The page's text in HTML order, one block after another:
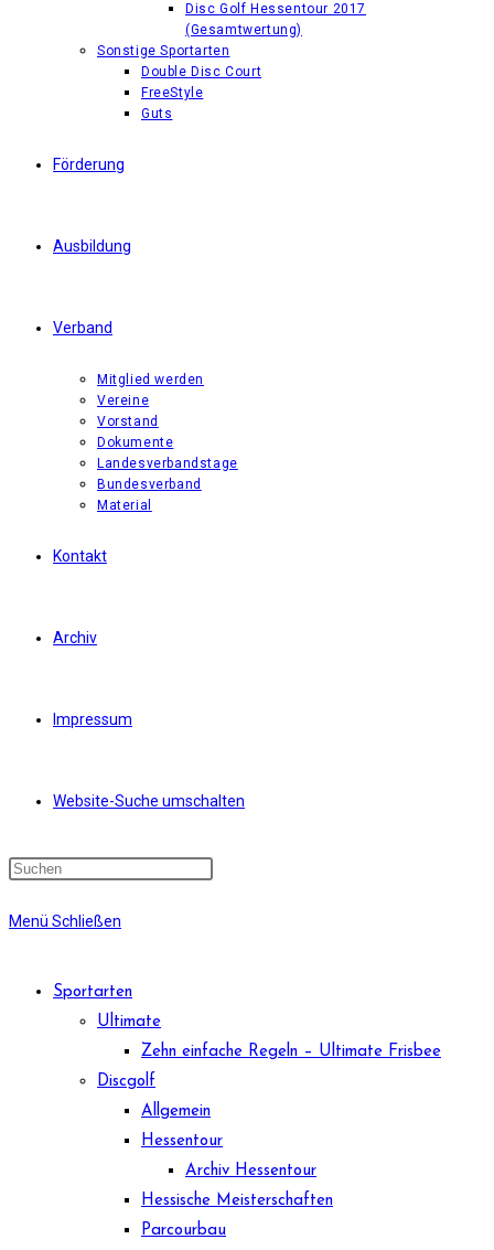
Disc Golf Hessentour 2017
(Gesamtwertung)
Sonstige Sportarten
Double Disc Court
FreeStyle
Guts
Förderung
Ausbildung
Verband
Mitglied werden
Vereine
Vorstand
Dokumente
Landesverbandstage
Bundesverband
Material
Kontakt
Archiv
Impressum
Website-Suche umschalten
Menü Schließen
Sportarten
Ultimate
Zehn einfache Regeln – Ultimate Frisbee
Discgolf
Allgemein
Hessentour
Archiv Hessentour
Hessische Meisterschaften
Parcourbau